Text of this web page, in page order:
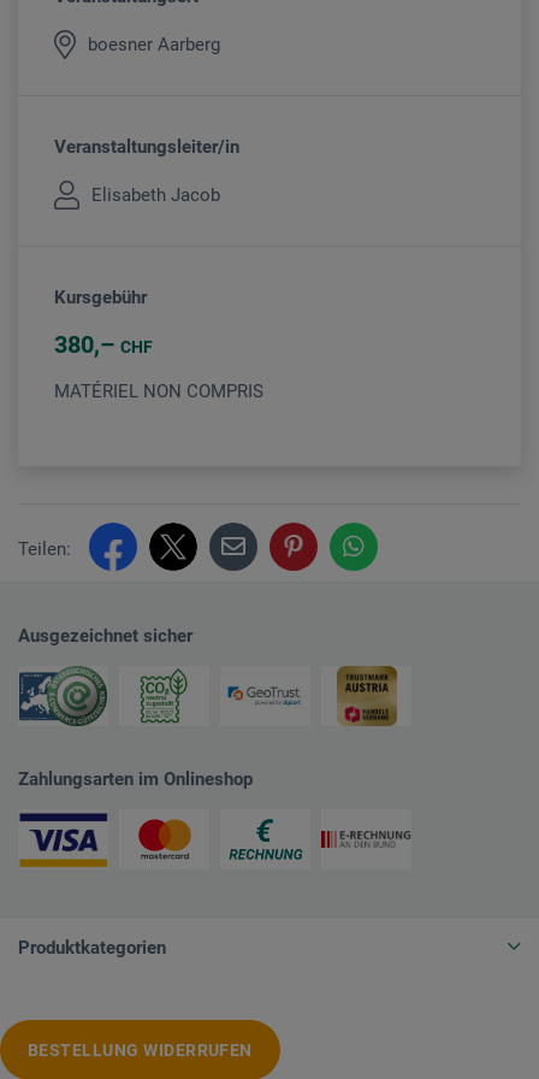
boesner Aarberg
Veranstaltungsleiter/in
Elisabeth Jacob
Kursgebühr
380 CHF
MATÉRIEL NON COMPRIS
Teilen:
Ausgezeichnet sicher
Zahlungsarten im Onlineshop
Produktkategorien
BESTELLUNG WIDERRUFEN